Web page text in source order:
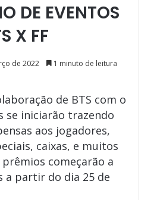
DE EVENTOS
X FF
de 2022 1 minuto de leitura
de BTS com o
se iniciarão trazendo
aos jogadores,
caixas, e muitos
começarão a
a partir do dia 25 de